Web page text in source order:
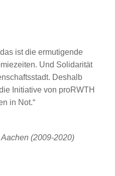
ist die ermutigende
Und Solidarität
Deshalb
Initiative von proRWTH
in Not.“
(2009-2020)